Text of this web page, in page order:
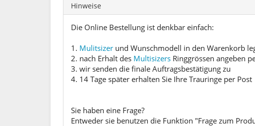
Hinweise
Die Online Bestellung ist denkbar einfach:
1. Mulitsizer und Wunschmodell in den Warenkorb
2. nach Erhalt des Multisizers Ringgrössen angeben
3. wir senden die finale Auftragsbestätigung zu
4. 14 Tage später erhalten Sie Ihre Trauringe per Post
Sie haben eine Frage?
Entweder sie benutzen die Funktion "Frage zum